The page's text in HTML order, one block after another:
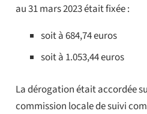
au 31 mars 2023 était fixée :
soit à 684,74 euros
soit à 1.053,44 euros
La dérogation était accordée
commission locale de suivi